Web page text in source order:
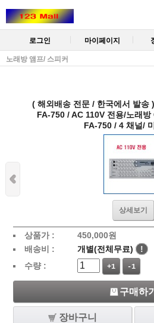
로그인 마이페이지
노래방 앰프/ 스피커
( 해외배송 전문 / 한국에서 발송
FA-750 / AC 110V 전용/노래
FA-750 / 4 채널/
상세보기
상품가 : 450,000원
배송비 :
개별(전체무료)
!
수량 :
+1 -1
구매하기
장바구니